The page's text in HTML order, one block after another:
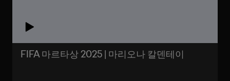
FIFA 마르타상 2025 | 마리오나 칼덴테이